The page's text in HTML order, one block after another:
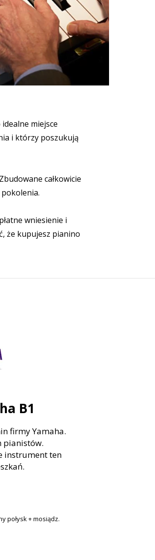
Międzynarodowy Konkurs
miejsce
i którzy poszukują
całkowicie
wniesienie i
że kupujesz pianino
firmy Yamaha.
pianistów.
instrument ten
połysk + mosiądz.
B1